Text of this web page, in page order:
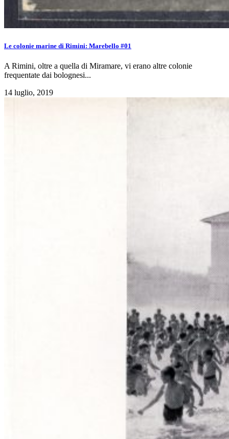
Le colonie marine di Rimini: Marebello #01
A Rimini, oltre a quella di Miramare, vi erano altre colonie
frequentate dai bolognesi...
14 luglio, 2019